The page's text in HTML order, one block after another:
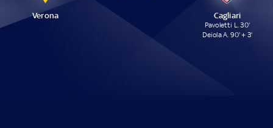
Verona Cagliari
Pavoletti L. 30'
Deiola A. 90' + 3'